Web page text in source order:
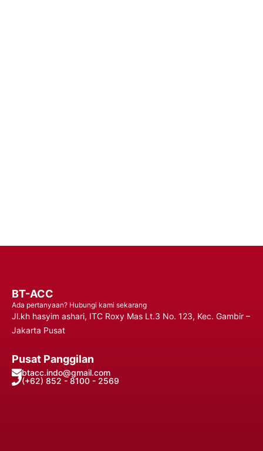
BT-ACC
Ada pertanyaan? Hubungi kami sekarang
Jl.kh hasyim ashari, ITC Roxy Mas Lt.3 No. 123, Kec. Gambir –
Jakarta Pusat
Pusat Panggilan
btacc.indo@gmail.com
(+62) 852 - 8100 - 2569